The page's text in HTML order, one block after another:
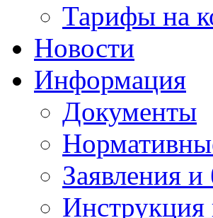
Тарифы на
Новости
Информация
Документы
Заявления и
Инструкция